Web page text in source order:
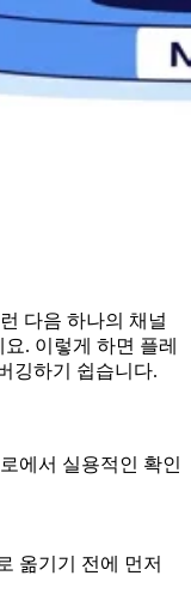
다음 하나의 채널
. 이렇게 하면 플레
깅하기 쉽습니다.
에서 실용적인 확인
옮기기 전에 먼저